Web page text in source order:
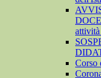
Corso